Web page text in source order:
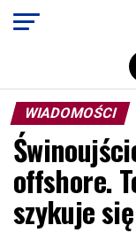
WIADOMOŚCI
offshore.
szykuje